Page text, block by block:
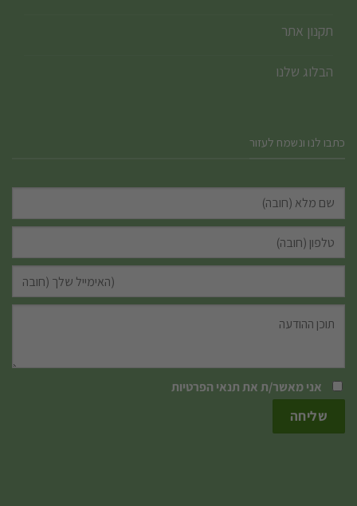
תקנון אתר
הבלוג שלנו
כתבו לנו ונשמח לעזור
אני מאשר/ת אתתנאי הפרטיות